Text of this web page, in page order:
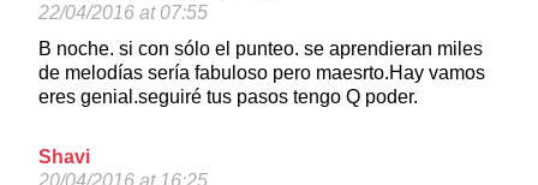
22/04/2016 at 07:55
B noche. si con sólo el punteo. se aprendieran miles
de melodías sería fabuloso pero maesrto.Hay vamos
eres genial.seguiré tus pasos tengo Q poder.
Shavi
20/04/2016 at 16:25